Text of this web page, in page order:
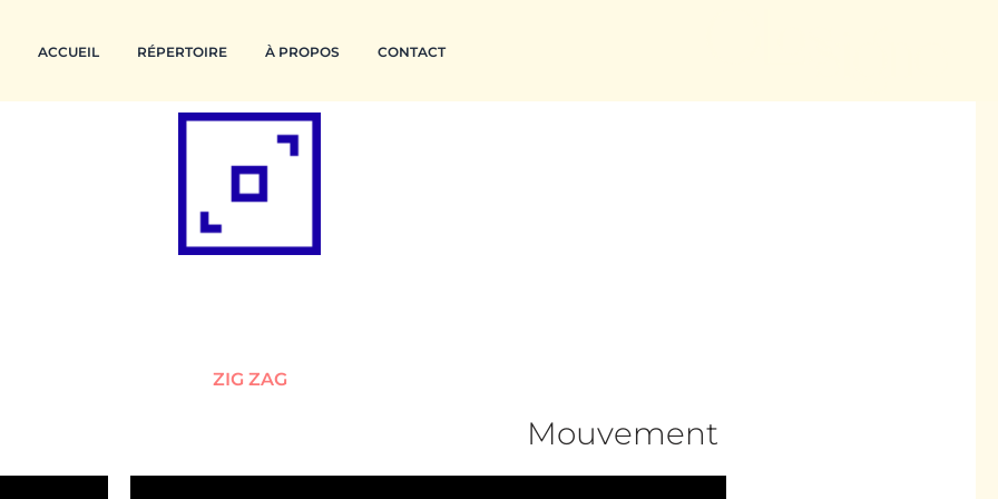
ACCUEIL RÉPERTOIRE À PROPOS CONTACT
ZIG ZAG
Mouvement